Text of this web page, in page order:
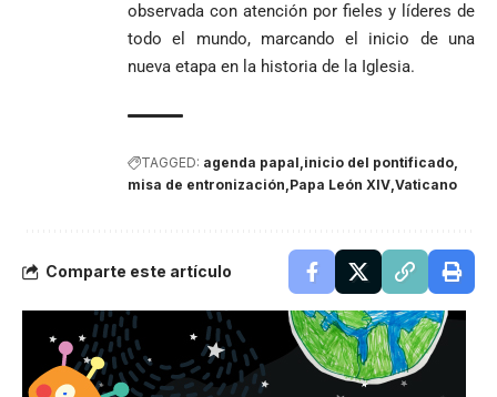
observada con atención por fieles y líderes de
todo el mundo, marcando el inicio de una
nueva etapa en la historia de la Iglesia.
TAGGED: agenda papal inicio del pontificado
misa de entronización Papa León XIV Vaticano
Comparte este artículo